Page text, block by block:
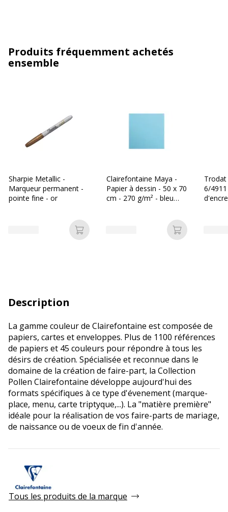
Produits fréquemment achetés
ensemble
Sharpie Metallic -
Marqueur permanent -
pointe fine - or
Ajouter au panier
Clairefontaine Maya -
Papier à dessin - 50 x 70
cm - 270 g/m² - bleu
Ajouter au
Trodat
6/
d'encre
Description
La gamme couleur de Clairefontaine est composée de
papiers, cartes et enveloppes. Plus de 1100 références
de papiers et 45 couleurs pour répondre à tous les
désirs de création. Spécialisée et reconnue dans le
domaine de la création de faire-part, la Collection
Pollen Clairefontaine développe aujourd'hui des
formats spécifiques à ce type d'évenement (marque-
place, menu, carte triptyque,...). La "matière première"
idéale pour la réalisation de vos faire-parts de mariage,
de naissance ou de voeux de fin d'année.
Tous les produits de la marque